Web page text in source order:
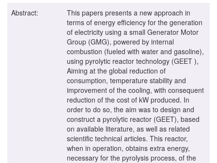
Abstract:
This papers presents a new approach in
terms of energy efficiency for the generation
of electricity using a small Generator Motor
Group (GMG), powered by internal
combustion (fueled with water and gasoline),
using pyrolytic reactor technology (GEET ),
Aiming at the global reduction of
consumption, temperature stability and
improvement of the cooling, with consequent
reduction of the cost of kW produced. In
order to do so, the aim was to design and
construct a pyrolytic reactor (GEET), based
on available literature, as well as related
scientific technical articles. This reactor,
when in operation, obtains extra energy,
necessary for the pyrolysis process, of the